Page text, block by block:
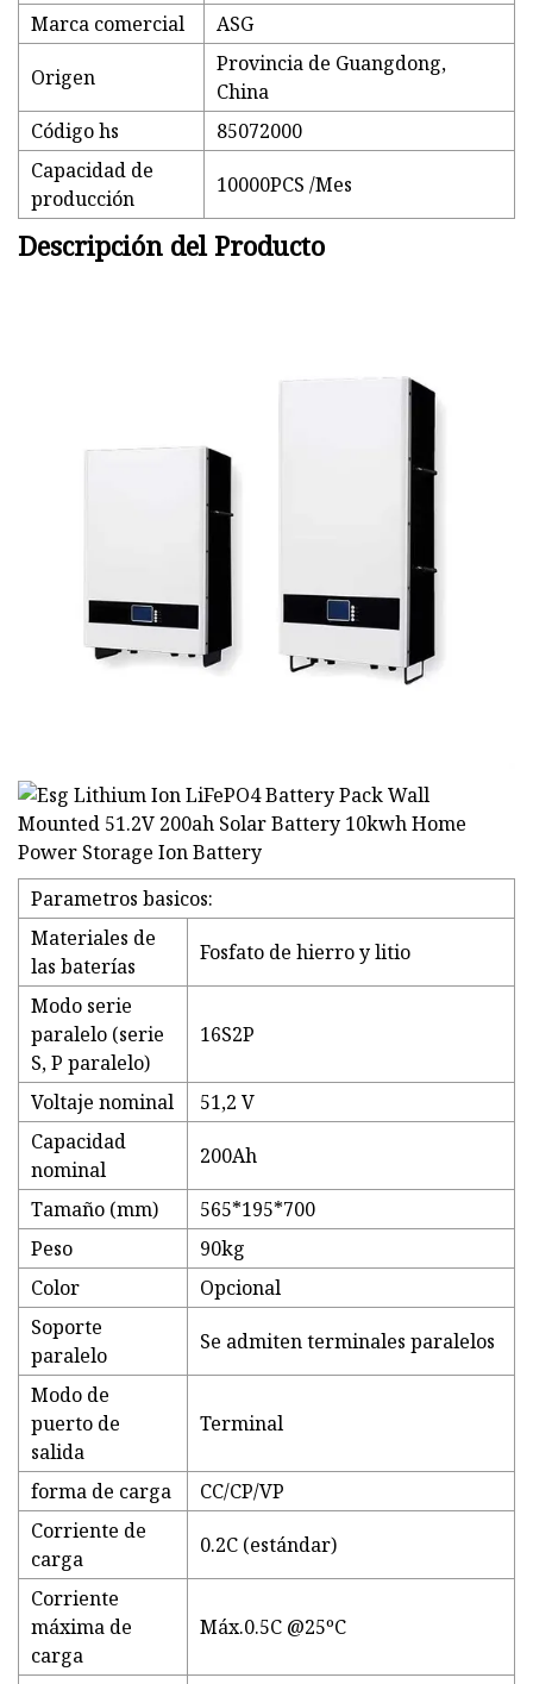
Marca comercial
ASG
Origen
Provincia de Guangdong,
China
Código hs
85072000
Capacidad de
producción
10000PCS /Mes
Descripción del Producto
Parametros basicos:
Materiales de
las baterías
Fosfato de hierro y litio
Modo serie
paralelo (serie
S, P paralelo)
16S2P
Voltaje nominal
51,2 V
Capacidad
nominal
200Ah
Tamaño (mm)
565*195*700
Peso
90kg
Color
Opcional
Soporte
paralelo
Se admiten terminales paralelos
Modo de
puerto de
salida
Terminal
forma de carga
CC/CP/VP
Corriente de
carga
0.2C (estándar)
Corriente
máxima de
carga
Máx.0.5C @25ºC